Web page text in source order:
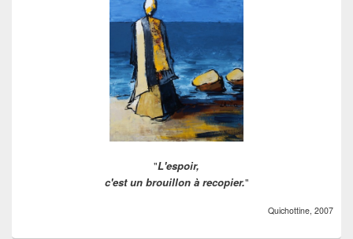
"L'espoir,
c'est un brouillon à recopier."
Quichottine, 2007